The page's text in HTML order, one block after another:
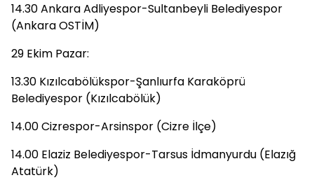
14.30 Ankara Adliyespor-Sultanbeyli Belediyespor
(Ankara OSTİM)
29 Ekim Pazar:
13.30 Kızılcabölükspor-Şanlıurfa Karaköprü
Belediyespor (Kızılcabölük)
14.00 Cizrespor-Arsinspor (Cizre İlçe)
14.00 Elaziz Belediyespor-Tarsus İdmanyurdu (Elazığ
Atatürk)